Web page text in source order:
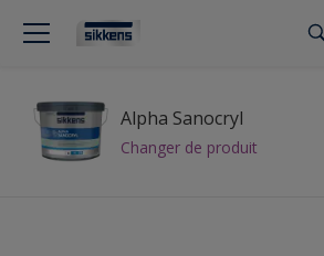
Alpha Sanocryl
Changer de produit